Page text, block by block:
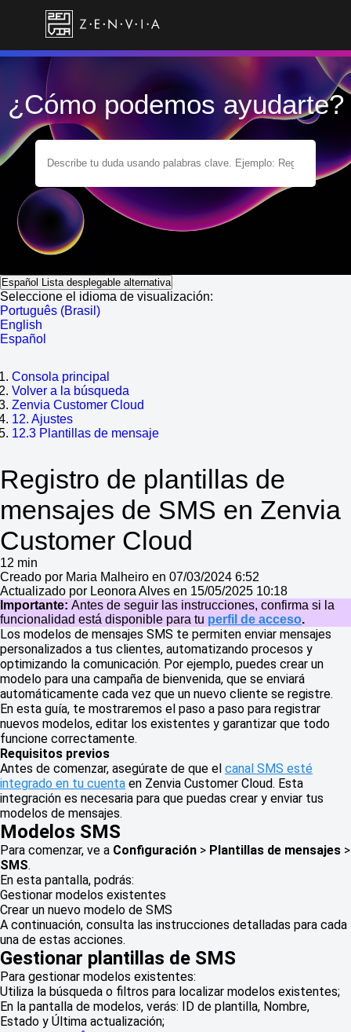
¿Cómo podemos ayudarte?
Español Lista desplegable alternativa
Seleccione el idioma de visualización:
Português (Brasil)
English
Español
Consola principal
Volver a la búsqueda
Zenvia Customer Cloud
12. Ajustes
12.3 Plantillas de mensaje
Registro de plantillas de
mensajes de SMS en Zenvia
Customer Cloud
12 min
Creado por Maria Malheiro en 07/03/2024 6:52
Actualizado por Leonora Alves en 15/05/2025 10:18
Importante: Antes de seguir las instrucciones, confirma si la
funcionalidad está disponible para tu perfil de acceso.
Los modelos de mensajes SMS te permiten enviar mensajes
personalizados a tus clientes, automatizando procesos y
optimizando la comunicación. Por ejemplo, puedes crear un
modelo para una campaña de bienvenida, que se enviará
automáticamente cada vez que un nuevo cliente se registre.
En esta guía, te mostraremos el paso a paso para registrar
nuevos modelos, editar los existentes y garantizar que todo
funcione correctamente.
Requisitos previos
Antes de comenzar, asegúrate de que el canal SMS esté
integrado en tu cuenta en Zenvia Customer Cloud. Esta
integración es necesaria para que puedas crear y enviar tus
modelos de mensajes.
Modelos SMS
Para comenzar, ve a Configuración > Plantillas de mensajes >
SMS.
En esta pantalla, podrás:
Gestionar modelos existentes
Crear un nuevo modelo de SMS
A continuación, consulta las instrucciones detalladas para cada
una de estas acciones.
Gestionar plantillas de SMS
Para gestionar modelos existentes:
Utiliza la búsqueda o filtros para localizar modelos existentes;
En la pantalla de modelos, verás: ID de plantilla, Nombre,
Estado y Última actualización;